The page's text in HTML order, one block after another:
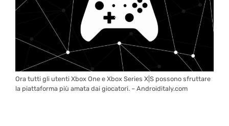
Ora tutti gli utenti Xbox One e Xbox Series X|S possono sfruttare
la piattaforma più amata dai giocatori. – Androiditaly.com